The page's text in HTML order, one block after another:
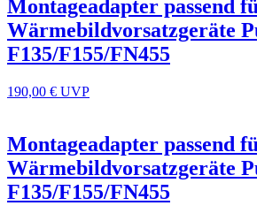
Montageadapter passend
Wärmebildvorsatzgeräte
F135/F155/FN455
190,00 € UVP
Montageadapter passend
Wärmebildvorsatzgeräte
F135/F155/FN455